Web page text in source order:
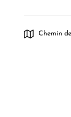
Chemin